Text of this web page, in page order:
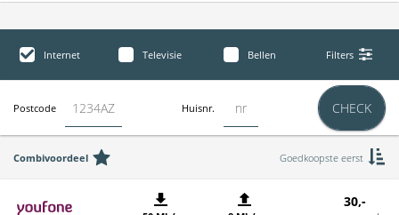
Internet Televisie Bellen Filters
Postcode Huisnr. CHECK
Combivoordeel Goedkoopste eerst
30,-